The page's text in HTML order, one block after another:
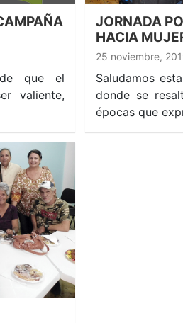
de que el
valiente,
JORNADA
HACIA
25 noviembre,
Saludamos
donde se
épocas que